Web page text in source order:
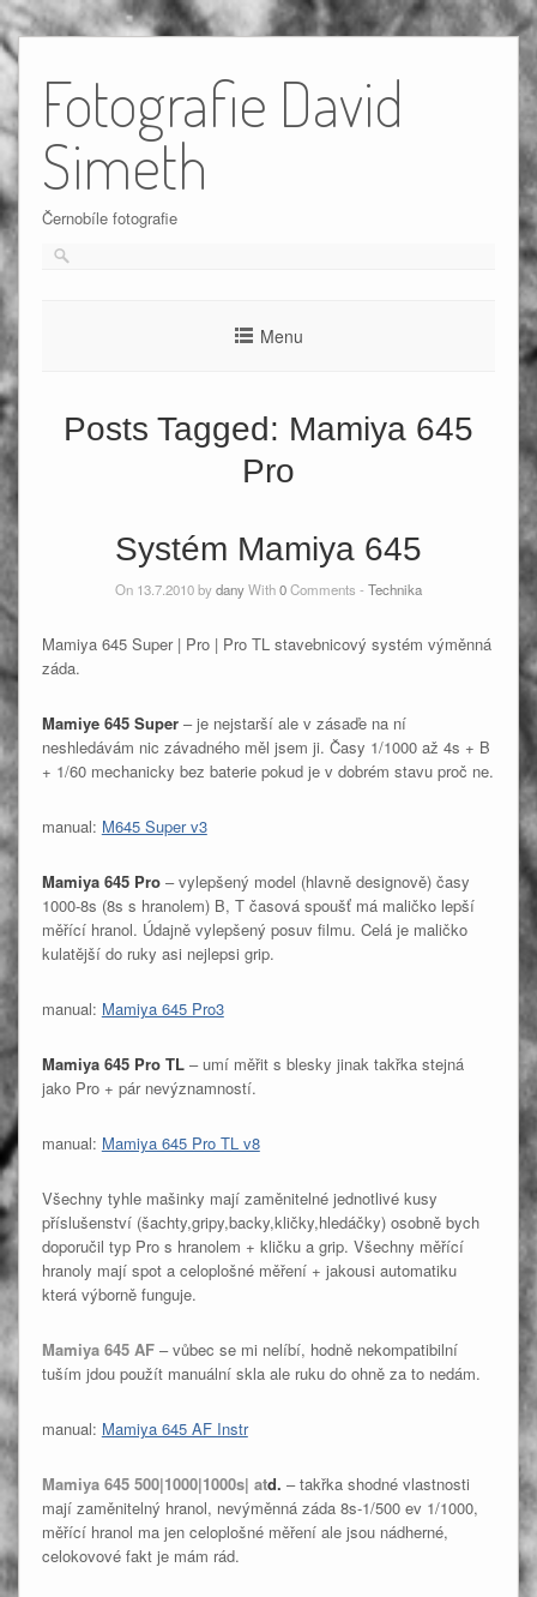
content
Fotografie David
Simeth
Černobíle fotografie
Menu
Posts Tagged: Mamiya 645
Pro
Systém Mamiya 645
On 13.7.2010 bydanyWith0Comments - Technika
Mamiya 645 Super | Pro | Pro TL stavebnicový systém výměnná
záda.
Mamiye 645 Super– je nejstarší ale v zásaďe na ní
neshledávám nic závadného měl jsem ji. Časy 1/1000 až 4s + B
+ 1/60 mechanicky bez baterie pokud je v dobrém stavu proč ne.
manual: M645 Super v3
Mamiya 645 Pro– vylepšený model (hlavně designově) časy
1000-8s (8s s hranolem) B, T časová spoušť má maličko lepší
měřící hranol. Údajně vylepšený posuv filmu. Celá je maličko
kulatější do ruky asi nejlepsi grip.
manual: Mamiya 645 Pro3
Mamiya 645 Pro TL– umí měřit s blesky jinak takřka stejná
jako Pro + pár nevýznamností.
manual: Mamiya 645 Pro TL v8
Všechny tyhle mašinky mají zaměnitelné jednotlivé kusy
příslušenství (šachty,gripy,backy,kličky,hledáčky) osobně bych
doporučil typ Pro s hranolem + kličku a grip. Všechny měřící
hranoly mají spot a celoplošné měření + jakousi automatiku
která výborně funguje.
Mamiya 645 AF – vůbec se mi nelíbí, hodně nekompatibilní
tuším jdou použít manuální skla ale ruku do ohně za to nedám.
manual: Mamiya 645 AF Instr
Mamiya 645 500|1000|1000s| atd. – takřka shodné vlastnosti
mají zaměnitelný hranol, nevýměnná záda 8s-1/500 ev 1/1000,
měřící hranol ma jen celoplošné měření ale jsou nádherné,
celokovové fakt je mám rád.